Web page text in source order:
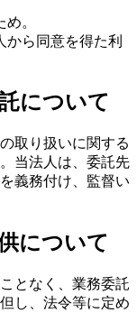
。
ら同意を得た利
について
取り扱いに関する
当法人は、委託先
義務付け、監督い
について
となく、業務委託
し、法令等に定め